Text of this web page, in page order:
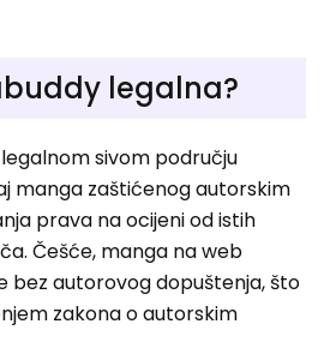
legalna?
sivom području
manga zaštićenog autorskim
prava na ocijeni od istih
Češće, manga na web
bez autorovog dopuštenja, što
zakona o autorskim